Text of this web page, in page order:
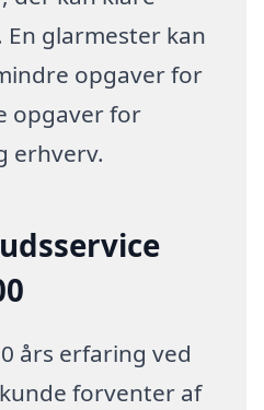
glarmester kan
opgaver for
opgaver for
erhverv.
års erfaring ved
forventer af